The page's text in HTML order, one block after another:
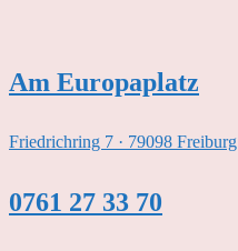
springen
Am Europaplatz
Friedrichring 7 · 79098 Freiburg
0761 27 33 70